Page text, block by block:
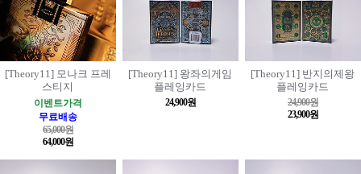
[Theory11] 모나크 프레
스티지
이벤트가격
무료배송
65,000원
64,000원
[Theory11] 왕좌의게임
플레잉카드
24,900원
[Theory11] 반지의제왕
플레잉카드
24,900원
23,900원